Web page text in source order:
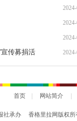
宣传募捐活